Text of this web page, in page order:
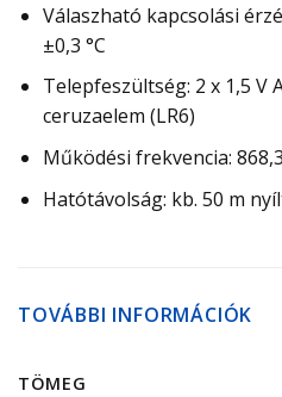
Válaszható kapcsolási
±0,3 °C
Telepfeszültség: 2 x 1,5 V
ceruzaelem (LR6)
Működési frekvencia:
Hatótávolság: kb. 50 m
TOVÁBBI INFORMÁCIÓK
TÖMEG